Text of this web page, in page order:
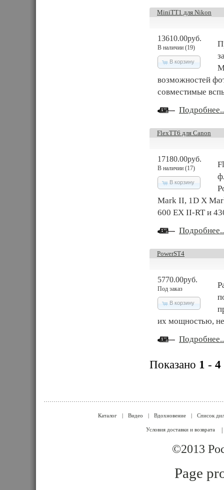
MiniTT1 для Nikon
13610.00руб.
В наличии (19)
В корзину
возможностей
совместимые
FlexTT6 для Canon
17180.00руб.
В наличии (17)
В корзину
Mark II, 1D X
600 EX II-RT и
PowerST4
5770.00руб.
Под заказ
В корзину
их мощностью,
Показано 1 - 4
Каталог | Видео | Вдохновение | Список
Условия доставки и возврата
©2013
Page